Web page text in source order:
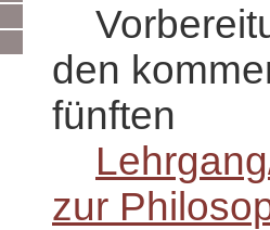
den
fünften
zur